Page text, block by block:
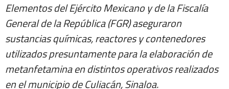
Elementos del Ejército Mexicano y de la Fiscalía
General de la República (FGR) aseguraron
sustancias químicas, reactores y contenedores
utilizados presuntamente para la elaboración de
metanfetamina en distintos operativos realizados
en el municipio de Culiacán, Sinaloa.